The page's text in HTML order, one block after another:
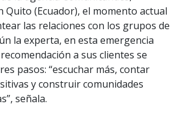
Quito (Ecuador), el momento actual
las relaciones con los grupos de
la experta, en esta emergencia
a sus clientes se
pasos: “escuchar más, contar
y construir comunidades
señala.